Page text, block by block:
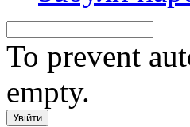
To prevent
empty.